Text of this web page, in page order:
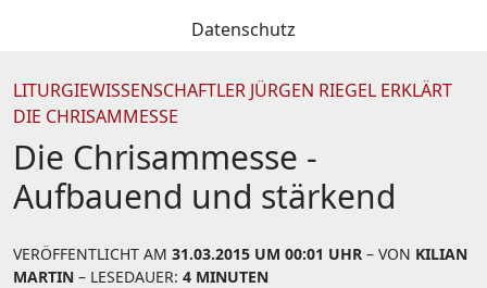
Datenschutz
LITURGIEWISSENSCHAFTLER JÜRGEN RIEGEL ERKLÄRT
DIE CHRISAMMESSE
Die Chrisammesse -
Aufbauend und stärkend
VERÖFFENTLICHT AM 31.03.2015 UM 00:01 UHR – VON KILIAN
MARTIN – LESEDAUER: 4 MINUTEN